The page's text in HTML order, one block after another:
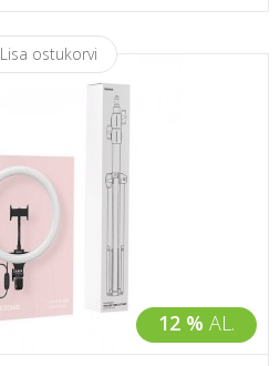
12 % AL.
Lisa ostukorvi